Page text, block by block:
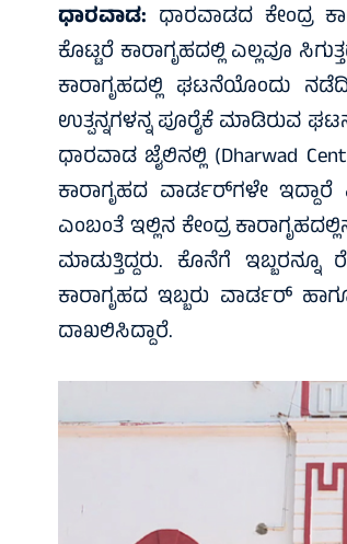
ಧಾರವಾಡ: ಧಾರವಾಡದ ಕೇಂದ್ರ
ಕೊಟ್ಟರೆ ಕಾರಾಗೃಹದಲ್ಲಿ ಎಲ್ಲವೂ
ಕಾರಾಗೃಹದಲ್ಲಿ ಘಟನೆಯೊಂದು
ಉತ್ಪನ್ನಗಳನ್ನ ಪೂರೈಕೆ ಮಾಡಿರುವ
ಧಾರವಾಡ ಜೈಲಿನಲ್ಲಿ (Dharwad
ಕಾರಾಗೃಹದ ವಾರ್ಡರ್‌ಗಳೇ
ಎಂಬಂತೆ ಇಲ್ಲಿನ ಕೇಂದ್ರ
ಮಾಡುತ್ತಿದ್ದರು. ಕೊನೆಗೆ
ಕಾರಾಗೃಹದ ಇಬ್ಬರು ವಾರ್ಡರ್‌
ದಾಖಲಿಸಿದ್ದಾರೆ.